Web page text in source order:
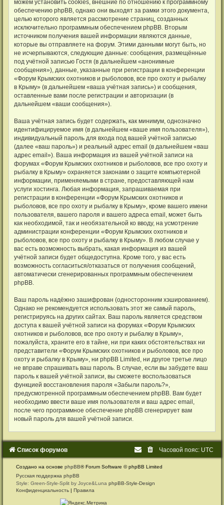
можем установить cookies, внешние по отношению к программному
обеспечению phpBB, однако они выходят за рамки этого документа,
целью которого является рассмотрение страниц, созданных
исключительно программным обеспечением phpBB. Вторым
источником получения вашей информации являются данные,
которые вы отправляете на форум. Этими данными могут быть, но
не исчерпываются, следующие данные: сообщения, размещённые
под учётной записью Гостя (в дальнейшем «анонимные
сообщения»), данные, указанные при регистрации в конференции
«Форум Крымских охотников и рыболовов, все про охоту и рыбалку
в Крыму» (в дальнейшем «ваша учётная запись») и сообщения,
оставленные вами после регистрации и авторизации (в
дальнейшем «ваши сообщения»).
Ваша учётная запись будет содержать, как минимум, однозначно
идентифицируемое имя (в дальнейшем «ваше имя пользователя»),
индивидуальный пароль для входа под вашей учётной записью
(далее «ваш пароль») и реальный адрес email (в дальнейшем «ваш
адрес email»). Ваша информация из вашей учётной записи на
форумах «Форум Крымских охотников и рыболовов, все про охоту и
рыбалку в Крыму» охраняется законами о защите компьютерной
информации, применяемыми в стране, предоставляющей нам
услуги хостинга. Любая информация, запрашиваемая при
регистрации в конференции «Форум Крымских охотников и
рыболовов, все про охоту и рыбалку в Крыму», кроме вашего имени
пользователя, вашего пароля и вашего адреса email, может быть
как необходимой, так и необязательной ко вводу, на усмотрение
администрации конференции «Форум Крымских охотников и
рыболовов, все про охоту и рыбалку в Крыму». В любом случае у
вас есть возможность выбрать, какая информация из вашей
учётной записи будет общедоступна. Кроме того, у вас есть
возможность согласиться/отказаться от получения сообщений,
автоматически сгенерированных программным обеспечением
phpBB.
Ваш пароль надёжно зашифрован (односторонним хэшированием).
Однако не рекомендуется использовать этот же самый пароль,
регистрируясь на других сайтах. Ваш пароль является средством
доступа к вашей учётной записи на форумах «Форум Крымских
охотников и рыболовов, все про охоту и рыбалку в Крыму»,
пожалуйста, храните его в тайне, ни при каких обстоятельствах ни
представители «Форум Крымских охотников и рыболовов, все про
охоту и рыбалку в Крыму», ни phpBB Limited, ни другое третье лицо
не вправе спрашивать ваш пароль. В случае, если вы забудете ваш
пароль к вашей учётной записи, вы сможете воспользоваться
функцией восстановления пароля «Забыли пароль?»,
предусмотренной программным обеспечением phpBB. Вам будет
необходимо ввести ваше имя пользователя и ваш адрес email,
после чего программное обеспечение phpBB сгенерирует вам
новый пароль для вашей учётной записи.
Список форумов Часовой пояс: UTC
Создано на основеphpBB® Forum Software © phpBB Limited
Русская поддержка phpBB
Style: Green-Style-Split by Joyce&LunaphpBB-Style-Design
Конфиденциальность
Правила